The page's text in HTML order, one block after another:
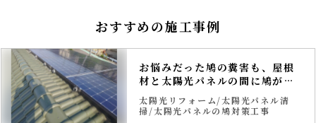
おすすめの施工事例
お悩みだった鳩の糞害も、屋根
材と太陽光パネルの間に鳩が侵
入できないようステンレス網を
設置して対策。
太陽光リフォーム 太陽光パネル清
掃 太陽光パネルの鳩対策工事